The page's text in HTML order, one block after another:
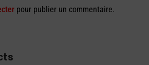
pour publier un commentaire.